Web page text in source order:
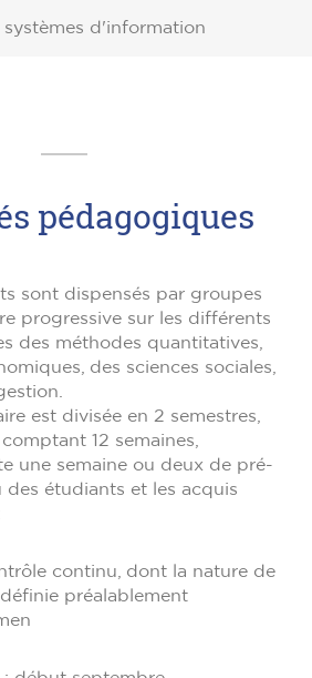
systèmes d'information
pédagogiques
sont dispensés par groupes
progressive sur les différents
des méthodes quantitatives,
des sciences sociales,
est divisée en 2 semestres,
12 semaines,
une semaine ou deux de pré-
des étudiants et les acquis
continu, dont la nature de
préalablement